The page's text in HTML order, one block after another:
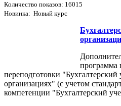
Количество показов: 16015
Новинка: Новый курс
программа
переподготовки "Бухгалтерский
организациях" (с учетом
компетенции "Бухгалтерский